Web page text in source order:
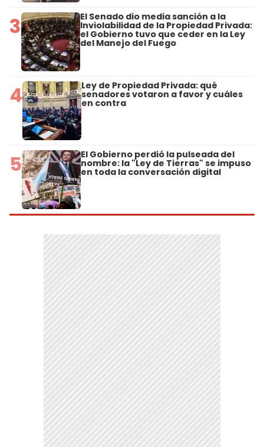
3 El Senado dio media sanción a la
Inviolabilidad de la Propiedad Privada:
el Gobierno tuvo que ceder en la Ley
del Manejo del Fuego
4 Ley de Propiedad Privada: qué
senadores votaron a favor y cuáles
en contra
5 El Gobierno perdió la pulseada del
nombre: la "Ley de Tierras" se impuso
en toda la conversación digital